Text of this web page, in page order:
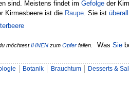
sind. Meistens findet im Gefolge der
Kirmesbeere ist die Raupe . Sie ist überall
möchtestIHNEN zum Opfer fallen: Was Sie
Botanik Brauchtum Desserts &